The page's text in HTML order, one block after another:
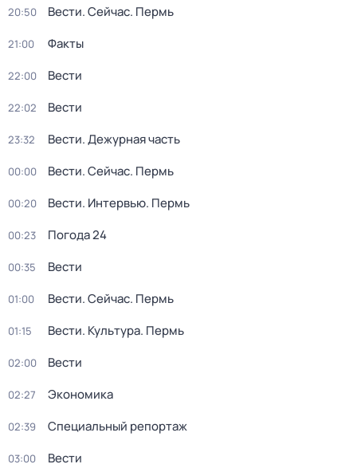
20:50 Вести. Сейчас. Пермь
21:00 Факты
22:00 Вести
22:02 Вести
23:32 Вести. Дежурная часть
00:00 Вести. Сейчас. Пермь
00:20 Вести. Интервью. Пермь
00:23 Погода 24
00:35 Вести
01:00 Вести. Сейчас. Пермь
01:15 Вести. Культура. Пермь
02:00 Вести
02:27 Экономика
02:39 Специальный репортаж
03:00 Вести